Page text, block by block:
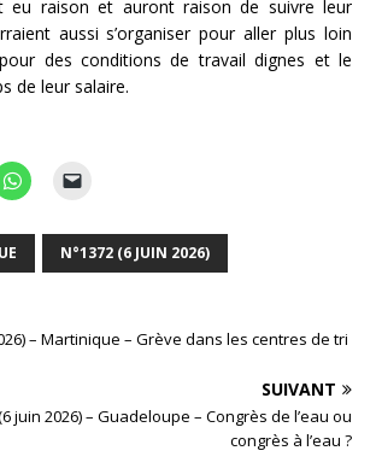
eu raison et auront raison de suivre leur
aussi s’organiser pour aller plus loin
des conditions de travail dignes et le
de leur salaire.
N°1372 (6 JUIN 2026)
– Martinique – Grève dans les centres de tri
SUIVANT
juin 2026) – Guadeloupe – Congrès de l’eau ou
congrès à l’eau ?